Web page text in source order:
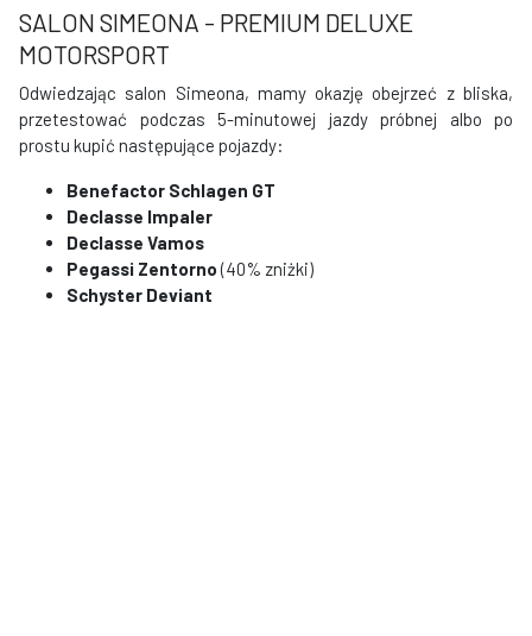
SALON SIMEONA - PREMIUM DELUXE
MOTORSPORT
Odwiedzając salon Simeona, mamy okazję obejrzeć z bliska,
przetestować podczas 5-minutowej jazdy próbnej albo po
prostu kupić następujące pojazdy:
Benefactor Schlagen GT
Declasse Impaler
Declasse Vamos
Pegassi Zentorno(40% zniżki)
Schyster Deviant